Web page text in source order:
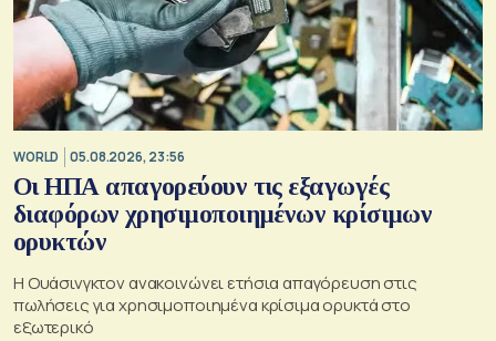
WORLD 05.08.2026, 23:56
Οι ΗΠΑ απαγορεύουν τις εξαγωγές
διαφόρων χρησιμοποιημένων κρίσιμων
ορυκτών
Η Ουάσινγκτον ανακοινώνει ετήσια απαγόρευση στις
πωλήσεις για χρησιμοποιημένα κρίσιμα ορυκτά στο
εξωτερικό